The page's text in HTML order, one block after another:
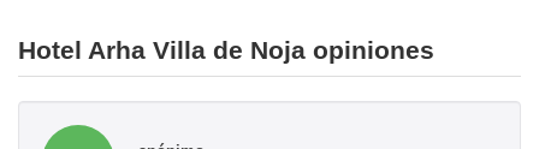
Hotel Arha Villa de Noja opiniones